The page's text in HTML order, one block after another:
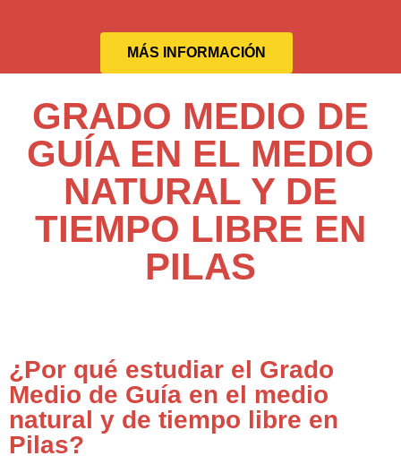
MÁS INFORMACIÓN
GRADO MEDIO DE
GUÍA EN EL MEDIO
NATURAL Y DE
TIEMPO LIBRE EN
PILAS
¿Por qué estudiar el Grado
Medio de Guía en el medio
natural y de tiempo libre en
Pilas?